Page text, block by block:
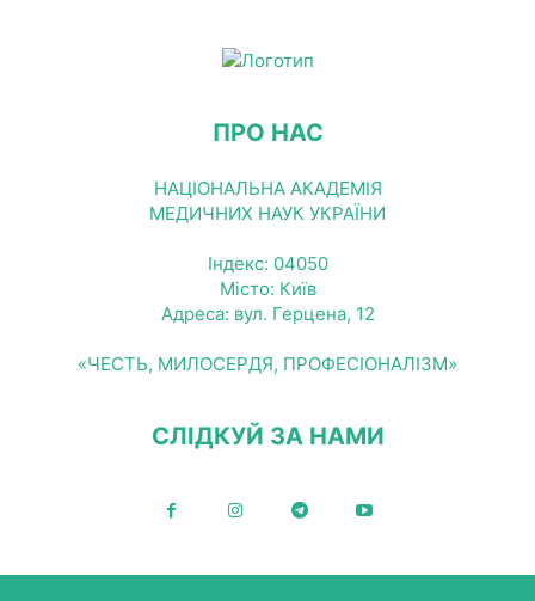
ПРО НАС
НАЦІОНАЛЬНА АКАДЕМІЯ
МЕДИЧНИХ НАУК УКРАЇНИ
Індекс: 04050
Місто: Київ
Адреса: вул. Герцена, 12
«ЧЕСТЬ, МИЛОСЕРДЯ, ПРОФЕСІОНАЛІЗМ»
СЛІДКУЙ ЗА НАМИ